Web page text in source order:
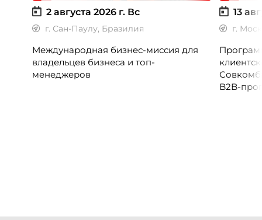
2 августа 2026 г. Вс
г. Сан-Паулу, Бразилия
Международная бизнес-миссия для
владельцев бизнеса и топ-
менеджеров
13
г.
B2B-